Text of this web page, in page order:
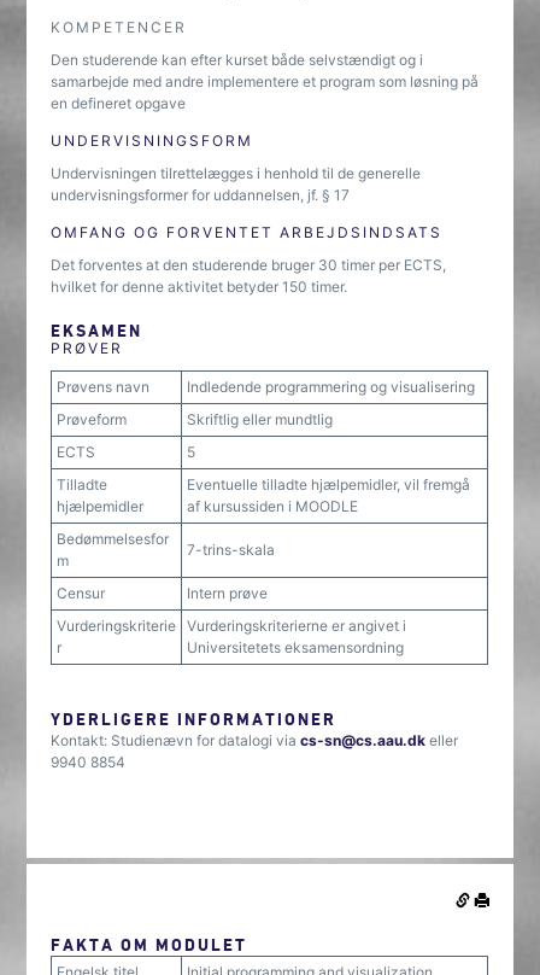
KOMPETENCER
Den studerende kan efter kurset både selvstændigt og i
samarbejde med andre implementere et program som løsning på
en defineret opgave
UNDERVISNINGSFORM
Undervisningen tilrettelægges i henhold til de generelle
undervisningsformer for uddannelsen, jf. § 17
OMFANG OG FORVENTET ARBEJDSINDSATS
Det forventes at den studerende bruger 30 timer per ECTS,
hvilket for denne aktivitet betyder 150 timer.
EKSAMEN
PRØVER
Prøvens navn
Indledende programmering og visualisering
Prøveform
Skriftlig eller mundtlig
ECTS
5
Tilladte
hjælpemidler
Eventuelle tilladte hjælpemidler, vil fremgå
af kursussiden i MOODLE
Bedømmelsesfor
m
7-trins-skala
Censur
Intern prøve
Vurderingskriterie
r
Vurderingskriterierne er angivet i
Universitetets eksamensordning
YDERLIGERE INFORMATIONER
Kontakt: Studienævn for datalogi viacs-sn@cs.aau.dk eller
9940 8854
FAKTA OM MODULET